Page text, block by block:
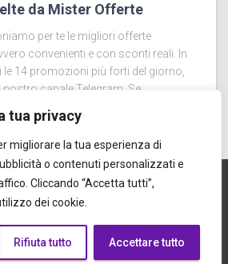
tua privacy
migliorare la tua esperienza di
o contenuti personalizzati e
Cliccando “Accetta tutti”,
dei cookie.
Rifiuta tutto Accettare tutto
da Mister Offerte
per te le migliori offerte
convenienti e con sconti reali. In
14 promozioni più forti del giorno,
canale Telegram. Se
TEST-SYNAPSE
Mister Offerte